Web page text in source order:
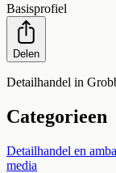
Basisprofiel
Delen
Detailhandel in
Categorieen
Detailhandel en
media